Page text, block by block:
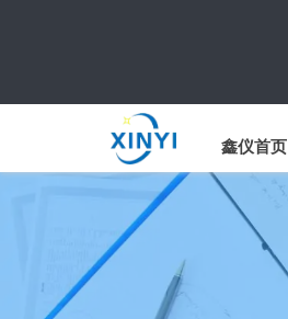
鑫仪首页